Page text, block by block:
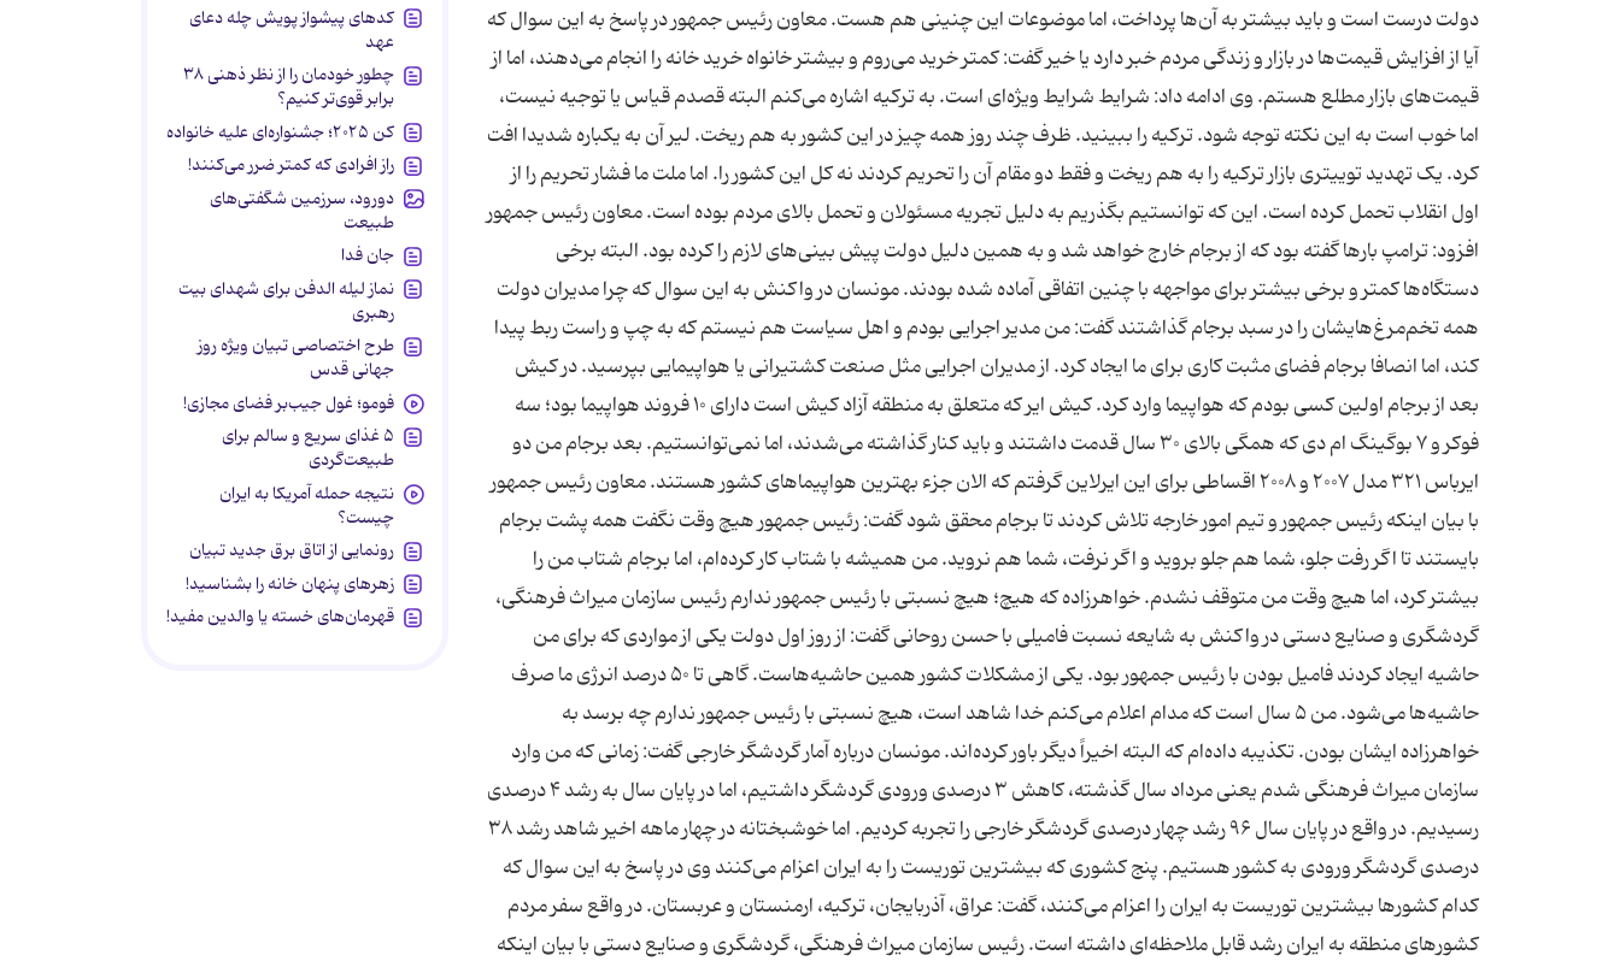
دولت درست است و باید بیشتر به آن‌ها پرداخت، اما موضوعات این چنینی هم هست. معاون رئیس جمهور در پاسخ به این سوال که
آیا از افزایش قیمت‌ها در بازار و زندگی مردم خبر دارد یا خیر گفت: کمتر خرید می‌روم و بیشتر خانواه خرید خانه را انجام می‌دهند، اما از
قیمت‌های بازار مطلع هستم. وی ادامه داد: شرایط شرایط ویژه‌ای است. به ترکیه اشاره می‌کنم البته قصدم قیاس یا توجیه نیست،
اما خوب است به این نکته توجه شود. ترکیه را ببینید. ظرف چند روز همه چیز در این کشور به هم ریخت. لیر آن به یکباره شدیدا افت
کرد. یک تهدید توییتری بازار ترکیه را به هم ریخت و فقط دو مقام آن را تحریم کردند نه کل این کشور را. اما ملت ما فشار تحریم را از
اول انقلاب تحمل کرده است. این که توانستیم بگذریم به دلیل تجریه مسئولان و تحمل بالای مردم بوده است. معاون رئیس جمهور
افزود: ترامپ بار‌ها گفته بود که از برجام خارج خواهد شد و به همین دلیل دولت پیش بینی‌های لازم را کرده بود. البته برخی
دستگاه‌ها کمتر و برخی بیشتر برای مواجهه با چنین اتفاقی آماده شده بودند. مونسان در واکنش به این سوال که چرا مدیران دولت
همه تخم‌مرغ‌هایشان را در سبد برجام گذاشتند گفت: من مدیر اجرایی بودم و اهل سیاست هم نیستم که به چپ و راست ربط پیدا
کند، اما انصافا برجام فضای مثبت کاری برای ما ایجاد کرد. از مدیران اجرایی مثل صنعت کشتیرانی یا هواپیمایی بپرسید. در کیش
بعد از برجام اولین کسی بودم که هواپیما وارد کرد. کیش ایر که متعلق به منطقه آزاد کیش است دارای ۱۰ فروند هواپیما بود؛ سه
فوکر و ۷ بوگینگ ام دی که همگی بالای ۳۰ سال قدمت داشتند و باید کنار گذاشته می‌شدند، اما نمی‌توانستیم. بعد برجام من دو
ایرباس ۳۲۱ مدل ۲۰۰۷ و ۲۰۰۸ اقساطی برای این ایرلاین گرفتم که الان جزء بهترین هواپیما‌های کشور هستند. معاون رئیس جمهور
با بیان اینکه رئیس جمهور و تیم امور خارجه تلاش کردند تا برجام محقق شود گفت: رئیس جمهور هیچ وقت نگفت همه پشت برجام
بایستند تا اگر رفت جلو، شما هم جلو بروید و اگر نرفت، شما هم نروید. من همیشه با شتاب کار کرده‌ام، اما برجام شتاب من را
بیشتر کرد، اما هیچ وقت من متوقف نشدم. خواهرزاده که هیچ؛ هیچ نسبتی با رئیس جمهور ندارم رئیس سازمان میراث فرهنگی،
گردشگری و صنایع دستی در واکنش به شایعه نسبت فامیلی با حسن روحانی گفت: از روز اول دولت یکی از مواردی که برای من
حاشیه ایجاد کردند فامیل بودن با رئیس جمهور بود. یکی از مشکلات کشور همین حاشیه‌هاست. گاهی تا ۵۰ درصد انرژی ما صرف
حاشیه‌ها می‌شود. من ۵ سال است که مدام اعلام می‌کنم خدا شاهد است، هیچ نسبتی با رئیس جمهور ندارم چه برسد به
خواهرزاده ایشان بودن. تکذیبه داده‌ام که البته اخیراً دیگر باور کرده‌اند. مونسان درباره آمار گردشگر خارجی گفت: زمانی که من وارد
سازمان میراث فرهنگی شدم یعنی مرداد سال گذشته، کاهش ۳ درصدی ورودی گردشگر داشتیم، اما در پایان سال به رشد ۴ درصدی
رسیدیم. در واقع در پایان سال ۹۶ رشد چهار درصدی گردشگر خارجی را تجربه کردیم. اما خوشبختانه در چهار ماهه اخیر شاهد رشد ۳۸
درصدی گردشگر ورودی به کشور هستیم. پنج کشوری که بیشترین توریست را به ایران اعزام می‌کنند وی در پاسخ به این سوال که
کدام کشور‌ها بیشترین توریست به ایران را اعزام می‌کنند، گفت: عراق، آذربایجان، ترکیه، ارمنستان و عربستان. در واقع سفر مردم
کشور‌های منطقه به ایران رشد قابل ملاحظه‌ای داشته است. رئیس سازمان میراث فرهنگی، گردشگری و صنایع دستی با بیان اینکه
کدهای پیشواز پویش چله دعای
عهد
چطور خودمان را از نظر ذهنی ۳۸
برابر قوی‌تر کنیم؟
کن ۲۰۲۵؛ جشنواره‌ای علیه خانواده
راز افرادی که کمتر ضرر می‌کنند!
دورود، سرزمین شگفتی‌های
طبیعت
جان فدا
نماز لیله الدفن برای شهدای بیت
رهبری
طرح اختصاصی تبیان ویژه روز
جهانی قدس
فومو؛ غول جیب‌بر فضای مجازی!
۵ غذای سریع و سالم برای
طبیعت‌گردی
نتیجه حمله آمریکا به ایران
چیست؟
رونمایی از اتاق برق جدید تبیان
زهرهای پنهان خانه را بشناسید!
قهرمان‌های خسته یا والدین مفید!